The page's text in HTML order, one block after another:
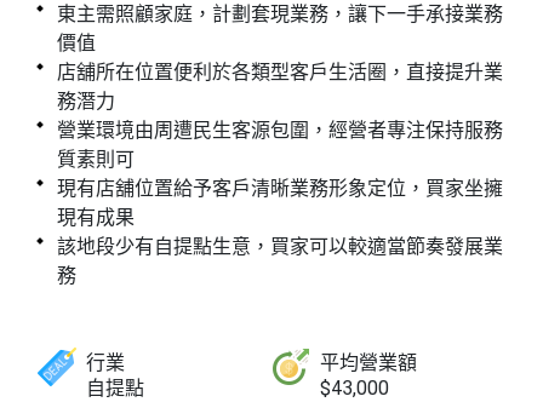
東主需照顧家庭，計劃套現業務，讓下一手承接業務
價值
店舖所在位置便利於各類型客戶生活圈，直接提升業
務潛力
營業環境由周遭民生客源包圍，經營者專注保持服務
質素則可
現有店舖位置給予客戶清晰業務形象定位，買家坐擁
現有成果
該地段少有自提點生意，買家可以較適當節奏發展業
務
行業
自提點
平均營業額
$43,000